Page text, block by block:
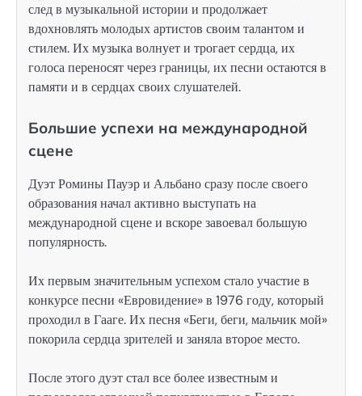
след в музыкальной истории и продолжает
вдохновлять молодых артистов своим талантом и
стилем. Их музыка волнует и трогает сердца, их
голоса переносят через границы, их песни остаются в
памяти и в сердцах своих слушателей.
Большие успехи на международной
сцене
Дуэт Ромины Пауэр и Альбано сразу после своего
образования начал активно выступать на
международной сцене и вскоре завоевал большую
популярность.
Их первым значительным успехом стало участие в
конкурсе песни «Евровидение» в 1976 году, который
проходил в Гааге. Их песня «Беги, беги, мальчик мой»
покорила сердца зрителей и заняла второе место.
После этого дуэт стал все более известным и